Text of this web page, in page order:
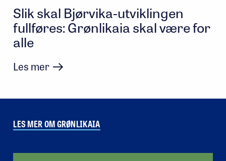
Slik skal Bjørvika-utviklingen
fullføres: Grønlikaia skal være for
alle
Les mer
LES MER OM GRØNLIKAIA